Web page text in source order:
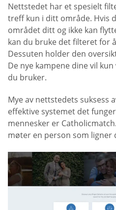
Nettstedet har et spesielt
treff kun i ditt område. Hvis
området ditt og ikke kan
kan du bruke det filteret for
Dessuten holder den
De nye kampene dine vil
du bruker.
Mye av nettstedets suksess
effektive systemet det
mennesker er
møter en person som ligner